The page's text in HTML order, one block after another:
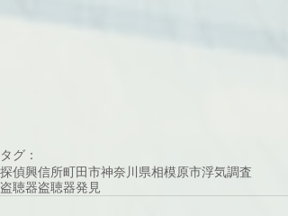
タグ：
探偵興信所町田市神奈川県相模原市浮気調査
盗聴器盗聴器発見